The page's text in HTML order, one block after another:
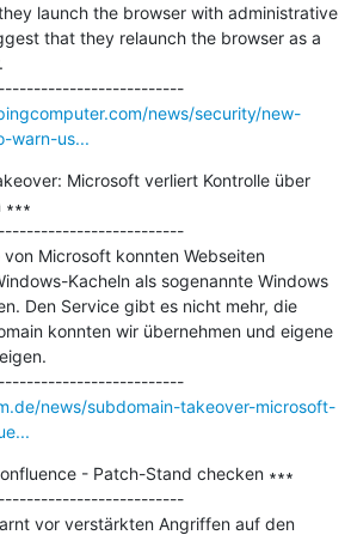
launch the browser with administrative
that they relaunch the browser as a
---------------------------------------------
news/security/new-
warn-us...
Microsoft verliert Kontrolle über
Microsoft konnten Webseiten
Kacheln als sogenannte Windows
Den Service gibt es nicht mehr, die
konnten wir übernehmen und eigene
---------------------------------------------
news/subdomain-takeover-microsoft-
- Patch-Stand checken ∗∗∗
vor verstärkten Angriffen auf den